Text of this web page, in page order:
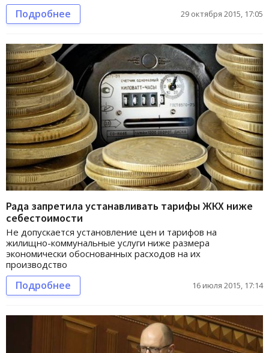
Подробнее 29 октября 2015, 17:05
Рада запретила устанавливать тарифы ЖКХ ниже
себестоимости
Не допускается установление цен и тарифов на
жилищно-коммунальные услуги ниже размера
экономически обоснованных расходов на их
производство
Подробнее 16 июля 2015, 17:14